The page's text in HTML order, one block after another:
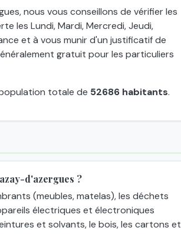
nous vous conseillons de vérifier les
les Lundi, Mardi, Mercredi, Jeudi,
et à vous munir d'un justificatif de
gratuit pour les particuliers
totale de 52686 habitants.
d'azergues ?
(meubles, matelas), les déchets
électriques et électroniques
et solvants, le bois, les cartons et